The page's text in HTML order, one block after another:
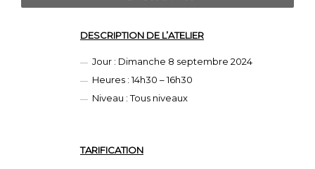
DESCRIPTION DE L’ATELIER
Jour : Dimanche 8 septembre 2024
Heures : 14h30 – 16h30
Niveau : Tous niveaux
TARIFICATION